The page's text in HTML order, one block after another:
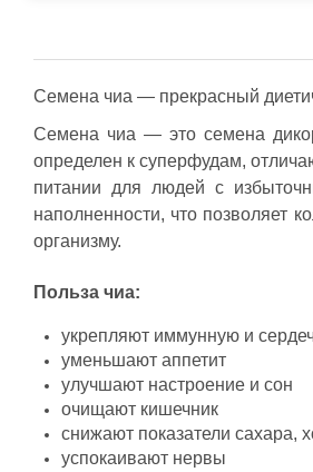
Пасты, урбечи (из семян и
Сахар и сахарозаменители
Сиропы
Акции и распродажи
Распродажа
Акционные товары
Свернуть описание
Семена чиа — прекрасный
Семена чиа — это семена
определен к суперфудам,
питании для людей с
наполненности, что позволяет
организму.
Польза чиа:
укрепляют иммунную и
уменьшают аппетит
улучшают настроение и сон
очищают кишечник
снижают показатели сахара,
успокаивают нервы